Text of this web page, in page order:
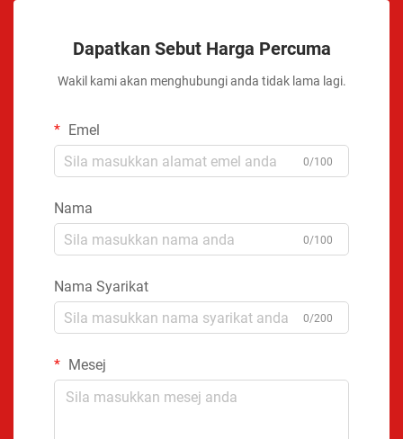
Dapatkan Sebut Harga Percuma
Wakil kami akan menghubungi anda tidak lama lagi.
Emel
0/100
Nama
0/100
Nama Syarikat
0/200
Mesej